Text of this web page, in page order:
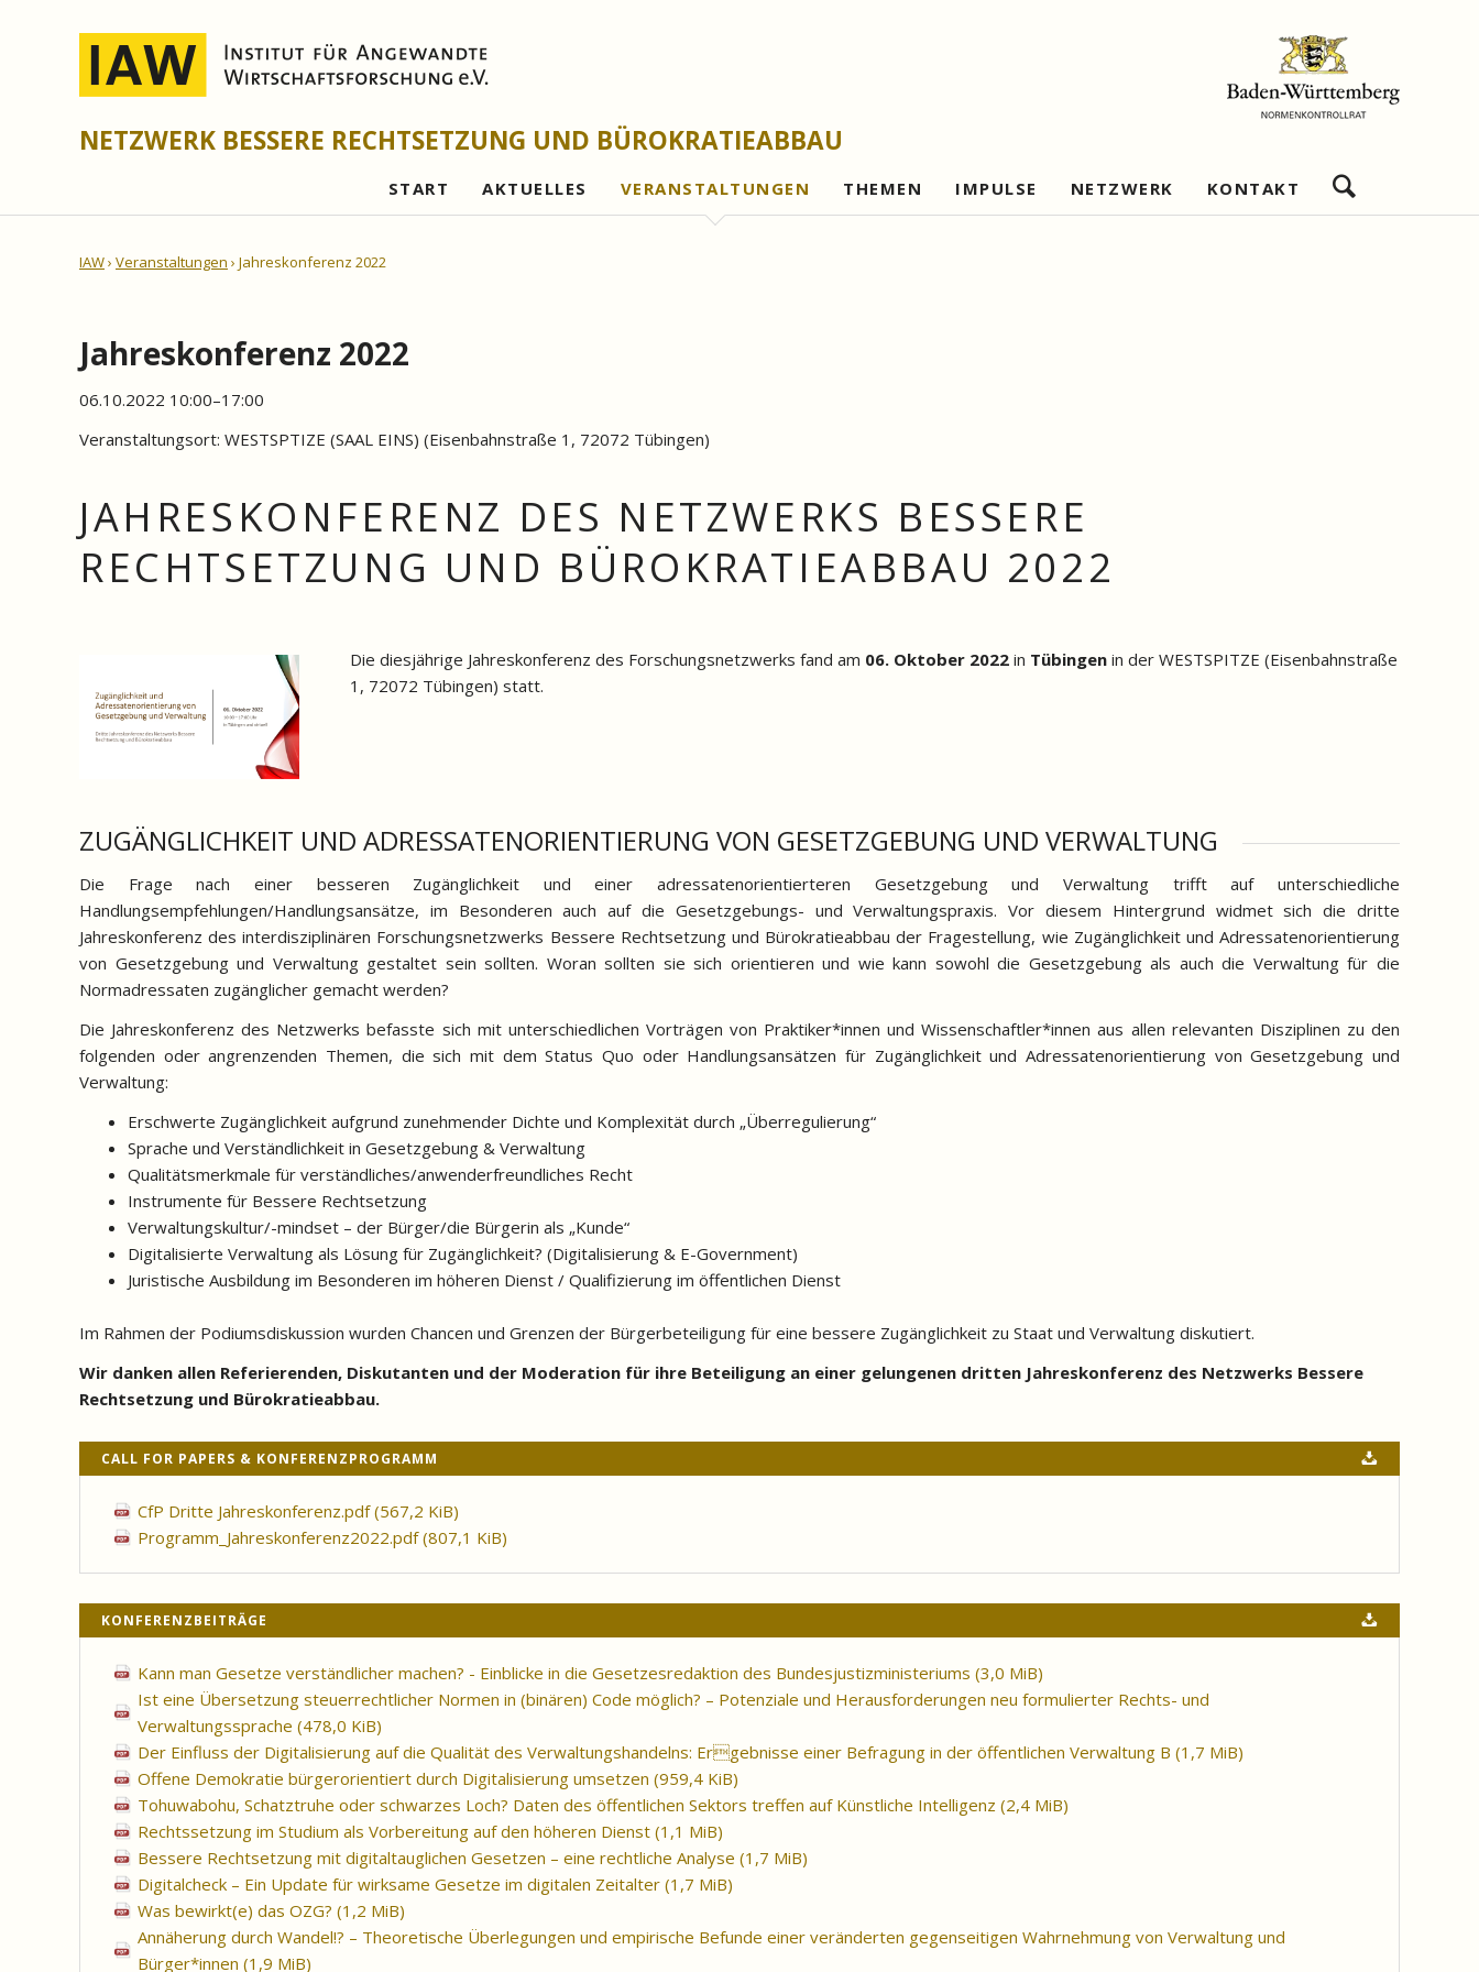
NETZWERK BESSERE RECHTSETZUNG UND BÜROKRATIEABBAU
Navigation
überspringen
START AKTUELLES VERANSTALTUNGEN THEMEN IMPULSE NETZWERK KONTAKT
IAW Veranstaltungen Jahreskonferenz 2022
Jahreskonferenz 2022
06.10.2022 10:00–17:00
Veranstaltungsort: WESTSPTIZE (SAAL EINS) (Eisenbahnstraße 1, 72072 Tübingen)
JAHRESKONFERENZ DES NETZWERKS BESSERE
RECHTSETZUNG UND BÜROKRATIEABBAU 2022
Die diesjährige Jahreskonferenz des Forschungsnetzwerks fand am 06. Oktober 2022in Tübingen in der WESTSPITZE (Eisenbahnstraße
1, 72072 Tübingen) statt.
ZUGÄNGLICHKEIT UND ADRESSATENORIENTIERUNG VON GESETZGEBUNG UND VERWALTUNG
Die Frage nach einer besseren Zugänglichkeit und einer adressatenorientierteren Gesetzgebung und Verwaltung trifft auf unterschiedliche
Handlungsempfehlungen/Handlungsansätze, im Besonderen auch auf die Gesetzgebungs- und Verwaltungspraxis. Vor diesem Hintergrund widmet sich die dritte
Jahreskonferenz des interdisziplinären Forschungsnetzwerks Bessere Rechtsetzung und Bürokratieabbau der Fragestellung, wie Zugänglichkeit und Adressatenorientierung
von Gesetzgebung und Verwaltung gestaltet sein sollten. Woran sollten sie sich orientieren und wie kann sowohl die Gesetzgebung als auch die Verwaltung für die
Normadressaten zugänglicher gemacht werden?
Die Jahreskonferenz des Netzwerks befasste sich mit unterschiedlichen Vorträgen von Praktiker*innen und Wissenschaftler*innen aus allen relevanten Disziplinen zu den
folgenden oder angrenzenden Themen, die sich mit dem Status Quo oder Handlungsansätzen für Zugänglichkeit und Adressatenorientierung von Gesetzgebung und
Verwaltung:
Erschwerte Zugänglichkeit aufgrund zunehmender Dichte und Komplexität durch „Überregulierung“
Sprache und Verständlichkeit in Gesetzgebung & Verwaltung
Qualitätsmerkmale für verständliches/anwenderfreundliches Recht
Instrumente für Bessere Rechtsetzung
Verwaltungskultur/-mindset – der Bürger/die Bürgerin als „Kunde“
Digitalisierte Verwaltung als Lösung für Zugänglichkeit? (Digitalisierung & E-Government)
Juristische Ausbildung im Besonderen im höheren Dienst / Qualifizierung im öffentlichen Dienst
Im Rahmen der Podiumsdiskussion wurden Chancen und Grenzen der Bürgerbeteiligung für eine bessere Zugänglichkeit zu Staat und Verwaltung diskutiert.
Wir danken allen Referierenden, Diskutanten und der Moderation für ihre Beteiligung an einer gelungenen dritten Jahreskonferenz des Netzwerks Bessere
Rechtsetzung und Bürokratieabbau.
CALL FOR PAPERS & KONFERENZPROGRAMM
CfP Dritte Jahreskonferenz.pdf(567,2 KiB)
Programm_Jahreskonferenz2022.pdf(807,1 KiB)
KONFERENZBEITRÄGE
Kann man Gesetze verständlicher machen? - Einblicke in die Gesetzesredaktion des Bundesjustizministeriums (3,0 MiB)
Ist eine Übersetzung steuerrechtlicher Normen in (binären) Code möglich? – Potenziale und Herausforderungen neu formulierter Rechts- und
Verwaltungssprache (478,0 KiB)
Der Einfluss der Digitalisierung auf die Qualität des Verwaltungshandelns: Ergebnisse einer Befragung in der öffentlichen Verwaltung B (1,7 MiB)
Offene Demokratie bürgerorientiert durch Digitalisierung umsetzen (959,4 KiB)
Tohuwabohu, Schatztruhe oder schwarzes Loch? Daten des öffentlichen Sektors treffen auf Künstliche Intelligenz (2,4 MiB)
Rechtssetzung im Studium als Vorbereitung auf den höheren Dienst (1,1 MiB)
Bessere Rechtsetzung mit digitaltauglichen Gesetzen – eine rechtliche Analyse (1,7 MiB)
Digitalcheck – Ein Update für wirksame Gesetze im digitalen Zeitalter (1,7 MiB)
Was bewirkt(e) das OZG? (1,2 MiB)
Annäherung durch Wandel!? – Theoretische Überlegungen und empirische Befunde einer veränderten gegenseitigen Wahrnehmung von Verwaltung und
Bürger*innen (1,9 MiB)